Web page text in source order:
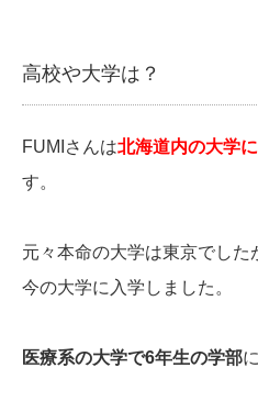
高校や大学は？
FUMIさんは北海道内の大学
す。
元々本命の大学は東京でし
今の大学に入学しました。
医療系の大学で6年生の学部